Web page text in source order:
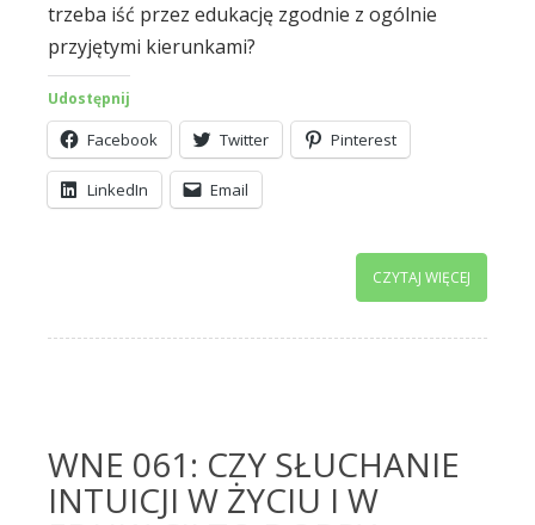
trzeba iść przez edukację zgodnie z ogólnie
przyjętymi kierunkami?
Udostępnij
Facebook Twitter Pinterest
LinkedIn Email
CZYTAJ WIĘCEJ
WNE 061: CZY SŁUCHANIE
INTUICJI W ŻYCIU I W